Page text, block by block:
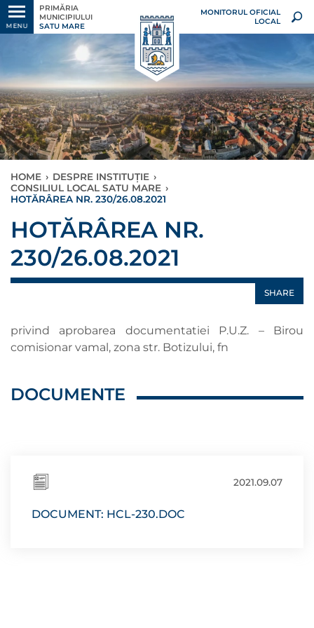
MENU
PRIMĂRIA
MUNICIPIULUI
SATU MARE
MONITORUL OFICIAL
LOCAL
HOME › DESPRE INSTITUȚIE ›
CONSILIUL LOCAL SATU MARE ›
HOTĂRÂREA NR. 230/26.08.2021
HOTĂRÂREA NR.
230/26.08.2021
SHARE
privind aprobarea documentatiei P.U.Z. – Birou
comisionar vamal, zona str. Botizului, fn
DOCUMENTE
2021.09.07
DOCUMENT: HCL-230.DOC